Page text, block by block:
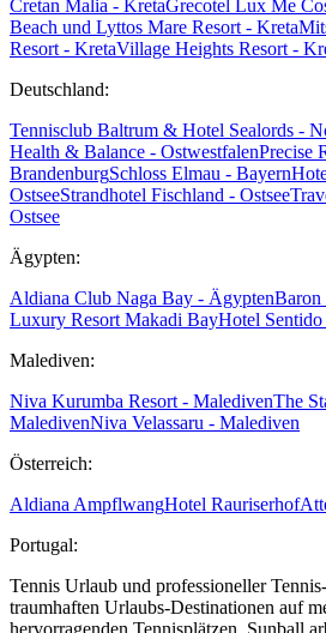
Cretan Malia - KretaGrecotel Lux Me
Beach und Lyttos Mare Resort - Kreta
Resort - KretaVillage Heights Resort -
Deutschland:
Tennisclub Baltrum & Hotel Sealords -
Health & Balance - OstwestfalenPrecise
BrandenburgSchloss Elmau - Bayern
OstseeStrandhotel Fischland - Ostsee
Ostsee
Ägypten:
Aldiana Club Naga Bay - ÄgyptenBaron
Luxury Resort Makadi BayHotel
Malediven:
Niva Kurumba Resort - MaledivenThe
MaledivenNiva Velassaru - Malediven
Österreich:
Aldiana AmpflwangHotel Rauriserhof
Portugal:
Tennis Urlaub und professioneller
traumhaften Urlaubs-Destinationen auf